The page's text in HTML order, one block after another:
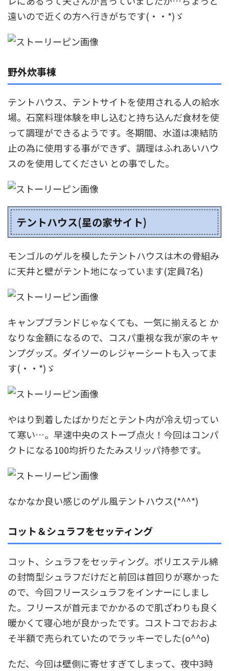
遠いので近くの方へ行きがちです(・・*)ゞ
野外炊事棟
テントハウス、テントサイトを使用される人の給水
場。石窯料理体験を申し込むと持ち込んだ食材を使
って調理ができるようです。冬期間、水道は凍結防
止の為に使用する事ができず、調理はふれあいハウ
スのを使用してください との事でした。
テントハウス(星の家サイト)
モンゴルのゲルを模したテントハウスは木の骨組み
に天井と壁がテント地になっています(定員7名)
キャンプブランドじゃなくても、一気に揃えると か
なりな金額になるので、コスパ重視な我が家のキャ
ンプグッズ。ダイソーのレジャーシートも入ってま
す(・・*)ゞ
やはり到着したばかりだとテント内が冷え切ってい
て寒い…。早速中央のストーブ点火！今回はコンパ
クトになる100均折りたたみスリッパ持参です。
なかなか良い感じのゲル風テントハウス(*^^*)
コット＆シュラフをセッティング
コット、シュラフをセッティング。ポリエステル綿
の封筒型シュラフだけだと前回は首回りが寒かった
ので、今回フリースシュラフをインナーにしまし
た。フリースが首元までかかるので肌ざわりも良く
暖かくて寝心地が良かったです。コストコでおおよ
そ半額で売られていたのでラッキーでした(o^^o)
ただ、今回は壁側に寄せすぎてしまって、夜中3時